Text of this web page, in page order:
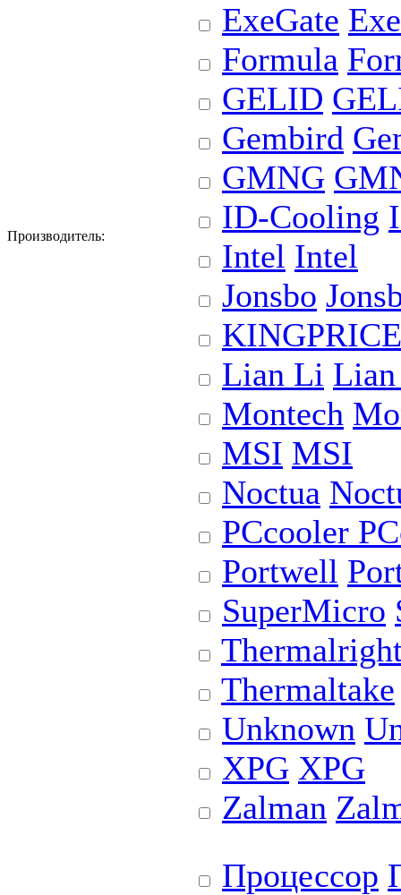
Производитель:
ExeGate
Formula
GELID
Gembird
GMNG
ID-Cooling
Intel Intel
Jonsbo
KINGPRICE
Lian Li
Montech
MSI MSI
Noctua
PCcooler
Portwell
SuperMicro
Thermaltake
Unknown
XPG XPG
Zalman
Процессор